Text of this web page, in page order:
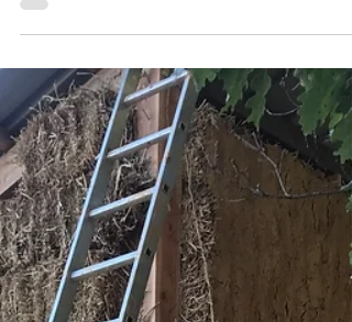
Dimanche 28 mai 2023 Bon, l'hiver est passé
finition du bâtiment terre-paille. De fait,...